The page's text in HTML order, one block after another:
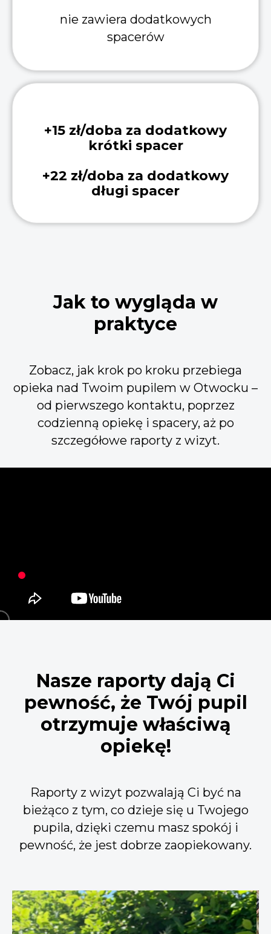
nie zawiera dodatkowych
spacerów
+15 zł/doba za dodatkowy
krótki spacer
+22 zł/doba za dodatkowy
długi spacer
Jak to wygląda w
praktyce
Zobacz, jak krok po kroku przebiega
opieka nad Twoim pupilem w Otwocku –
od pierwszego kontaktu, poprzez
codzienną opiekę i spacery, aż po
szczegółowe raporty z wizyt.
Nasze raporty dają Ci
pewność, że Twój pupil
otrzymuje właściwą
opiekę!
Raporty z wizyt pozwalają Ci być na
bieżąco z tym, co dzieje się u Twojego
pupila, dzięki czemu masz spokój i
pewność, że jest dobrze zaopiekowany.